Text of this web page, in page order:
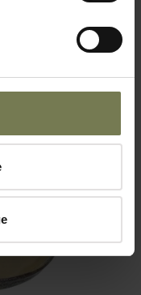
med